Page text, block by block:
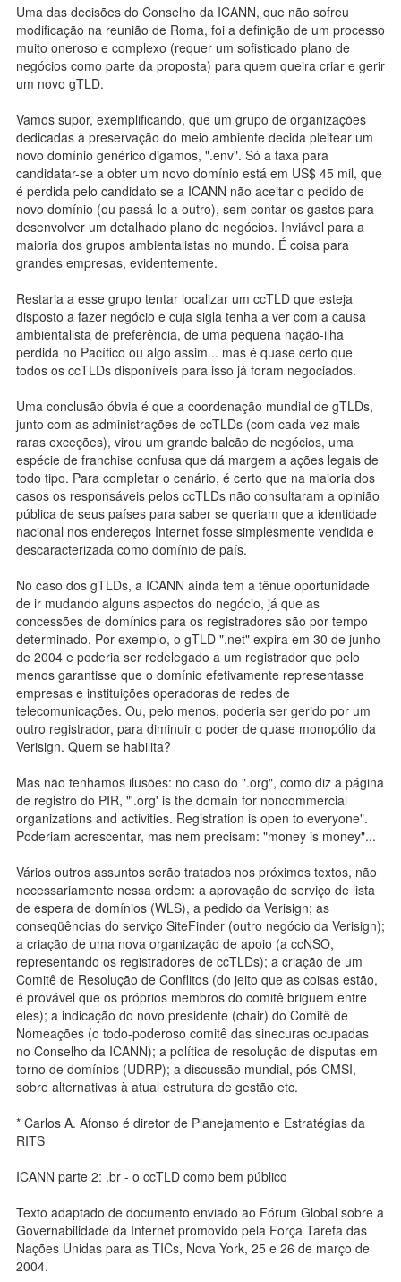
Uma das decisões do Conselho da ICANN, que não sofreu
modificação na reunião de Roma, foi a definição de um processo
muito oneroso e complexo (requer um sofisticado plano de
negócios como parte da proposta) para quem queira criar e gerir
um novo gTLD.
Vamos supor, exemplificando, que um grupo de organizações
dedicadas à preservação do meio ambiente decida pleitear um
novo domínio genérico digamos, ".env". Só a taxa para
candidatar-se a obter um novo domínio está em US$ 45 mil, que
é perdida pelo candidato se a ICANN não aceitar o pedido de
novo domínio (ou passá-lo a outro), sem contar os gastos para
desenvolver um detalhado plano de negócios. Inviável para a
maioria dos grupos ambientalistas no mundo. É coisa para
grandes empresas, evidentemente.
Restaria a esse grupo tentar localizar um ccTLD que esteja
disposto a fazer negócio e cuja sigla tenha a ver com a causa
ambientalista de preferência, de uma pequena nação-ilha
perdida no Pacífico ou algo assim... mas é quase certo que
todos os ccTLDs disponíveis para isso já foram negociados.
Uma conclusão óbvia é que a coordenação mundial de gTLDs,
junto com as administrações de ccTLDs (com cada vez mais
raras exceções), virou um grande balcão de negócios, uma
espécie de franchise confusa que dá margem a ações legais de
todo tipo. Para completar o cenário, é certo que na maioria dos
casos os responsáveis pelos ccTLDs não consultaram a opinião
pública de seus países para saber se queriam que a identidade
nacional nos endereços Internet fosse simplesmente vendida e
descaracterizada como domínio de país.
No caso dos gTLDs, a ICANN ainda tem a tênue oportunidade
de ir mudando alguns aspectos do negócio, já que as
concessões de domínios para os registradores são por tempo
determinado. Por exemplo, o gTLD ".net" expira em 30 de junho
de 2004 e poderia ser redelegado a um registrador que pelo
menos garantisse que o domínio efetivamente representasse
empresas e instituições operadoras de redes de
telecomunicações. Ou, pelo menos, poderia ser gerido por um
outro registrador, para diminuir o poder de quase monopólio da
Verisign. Quem se habilita?
Mas não tenhamos ilusões: no caso do ".org", como diz a página
de registro do PIR, "'.org' is the domain for noncommercial
organizations and activities. Registration is open to everyone".
Poderiam acrescentar, mas nem precisam: "money is money"...
Vários outros assuntos serão tratados nos próximos textos, não
necessariamente nessa ordem: a aprovação do serviço de lista
de espera de domínios (WLS), a pedido da Verisign; as
conseqüências do serviço SiteFinder (outro negócio da Verisign);
a criação de uma nova organização de apoio (a ccNSO,
representando os registradores de ccTLDs); a criação de um
Comitê de Resolução de Conflitos (do jeito que as coisas estão,
é provável que os próprios membros do comitê briguem entre
eles); a indicação do novo presidente (chair) do Comitê de
Nomeações (o todo-poderoso comitê das sinecuras ocupadas
no Conselho da ICANN); a política de resolução de disputas em
torno de domínios (UDRP); a discussão mundial, pós-CMSI,
sobre alternativas à atual estrutura de gestão etc.
* Carlos A. Afonso é diretor de Planejamento e Estratégias da
RITS
ICANN parte 2: .br - o ccTLD como bem público
Texto adaptado de documento enviado ao Fórum Global sobre a
Governabilidade da Internet promovido pela Força Tarefa das
Nações Unidas para as TICs, Nova York, 25 e 26 de março de
2004.